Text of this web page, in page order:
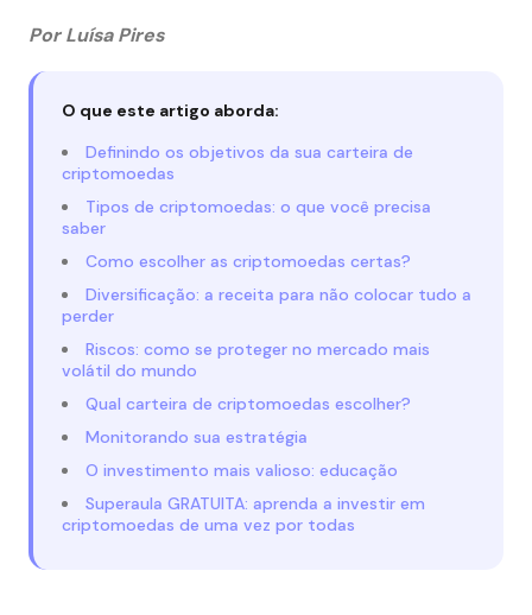
Por Luísa Pires
O que este artigo aborda:
Definindo os objetivos da sua carteira de
criptomoedas
Tipos de criptomoedas: o que você precisa
saber
Como escolher as criptomoedas certas?
Diversificação: a receita para não colocar tudo a
perder
Riscos: como se proteger no mercado mais
volátil do mundo
Qual carteira de criptomoedas escolher?
Monitorando sua estratégia
O investimento mais valioso: educação
Superaula GRATUITA: aprenda a investir em
criptomoedas de uma vez por todas